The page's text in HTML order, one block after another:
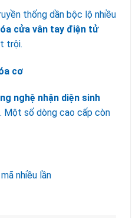
thống dần bộc lộ nhiều
cửa vân tay điện tử
trội.
cơ
nghệ nhận diện sinh
Một số dòng cao cấp còn
nhiều lần